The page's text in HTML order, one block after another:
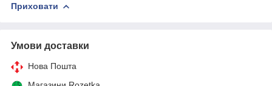
Приховати
Умови доставки
Нова Пошта